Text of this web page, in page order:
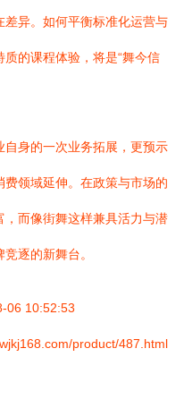
异。如何平衡标准化运营与
的课程体验，将是“舞今信
身的一次业务拓展，更预示
领域延伸。在政策与市场的
而像街舞这样兼具活力与潜
逐的新舞台。
06 10:52:53
product/487.html